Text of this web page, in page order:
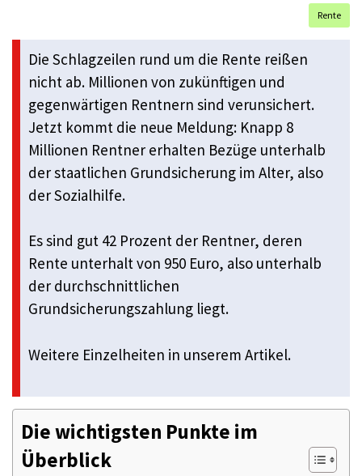
Rente
Die Schlagzeilen rund um die Rente reißen
nicht ab. Millionen von zukünftigen und
gegenwärtigen Rentnern sind verunsichert.
Jetzt kommt die neue Meldung: Knapp 8
Millionen Rentner erhalten Bezüge unterhalb
der staatlichen Grundsicherung im Alter, also
der Sozialhilfe.
Es sind gut 42 Prozent der Rentner, deren
Rente unterhalt von 950 Euro, also unterhalb
der durchschnittlichen
Grundsicherungszahlung liegt.
Weitere Einzelheiten in unserem Artikel.
Die wichtigsten Punkte im
Überblick